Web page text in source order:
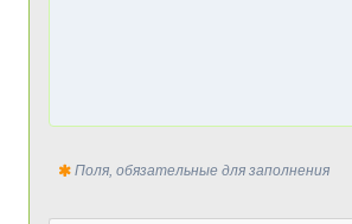
Поля, обязательные для заполнения